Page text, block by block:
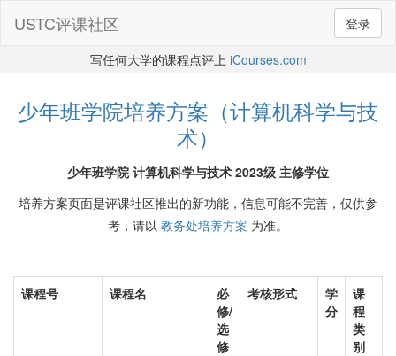
登录
USTC评课社区
写任何大学的课程点评上 iCourses.com
少年班学院培养方案（计算机科学与技
术）
少年班学院 计算机科学与技术 2023级 主修学位
培养方案页面是评课社区推出的新功能，信息可能不完善，仅供参
考，请以 教务处培养方案 为准。
课程号 课程名
必
修/
选
修
考核形式
学
分
课
程
类
别